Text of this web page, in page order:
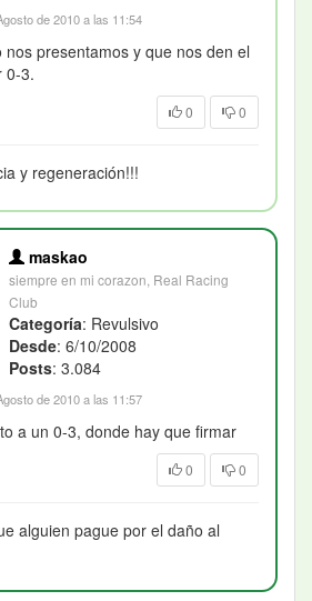
de 2010 a las 11:54
presentamos y que nos den el
0-3.
0 0
y regeneración!!!
maskao
siempre en mi corazon, Real Racing
Club
Categoría: Revulsivo
Desde: 6/10/2008
Posts: 3.084
de 2010 a las 11:57
a un 0-3, donde hay que firmar
0 0
alguien pague por el daño al